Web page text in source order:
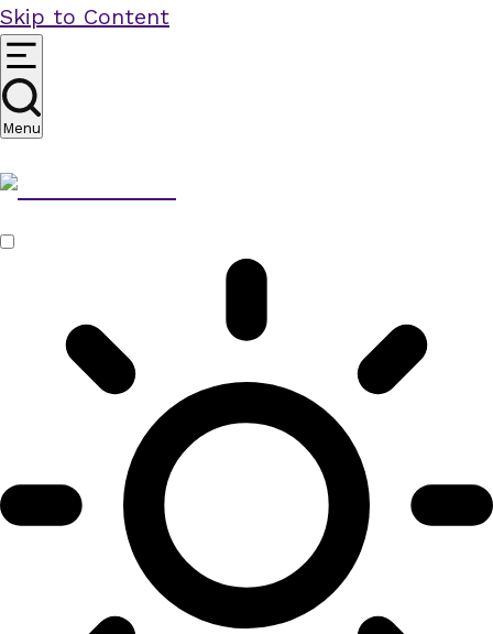
Skip to Content
Menu